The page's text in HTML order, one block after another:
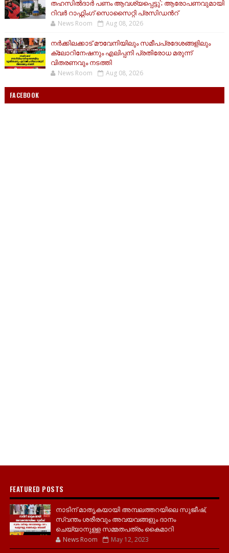
തഹസിൽദാർ പണം ആവശ്യപ്പെട്ടു'; ആരോപണവുമായി
റിവർ റാഫ്റ്റിംഗ് സൊസൈറ്റി പ്രസിഡന്‍റ്
News Room Aug 08, 2026
നർക്കിലക്കാട് മൗവേനിയിലും സമീപപ്രദേശങ്ങളിലും
ക്ലോറിനേഷനും എലിപ്പനി പ്രതിരോധ മരുന്ന്
വിതരണവും നടത്തി
News Room Aug 08, 2026
FACEBOOK
FEATURED POSTS
നാടിന് മാതൃകയായി അമ്പലത്തറയിലെ സുജീഷ്,
സ്വന്തം ശരീരവും അവയവങ്ങളും ദാനം
ചെയ്യാനുള്ള സമ്മതപത്രം കൈമാറി
News Room May 12, 2023